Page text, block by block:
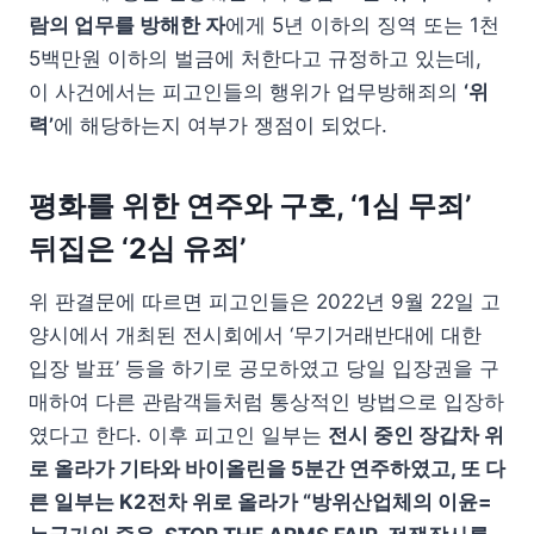
람의 업무를 방해한 자에게 5년 이하의 징역 또는 1천
5백만원 이하의 벌금에 처한다고 규정하고 있는데,
이 사건에서는 피고인들의 행위가 업무방해죄의 ‘위
력’에 해당하는지 여부가 쟁점이 되었다.
평화를 위한 연주와 구호, ‘1심 무죄’
뒤집은 ‘2심 유죄’
위 판결문에 따르면 피고인들은 2022년 9월 22일 고
양시에서 개최된 전시회에서 ‘무기거래반대에 대한
입장 발표’ 등을 하기로 공모하였고 당일 입장권을 구
매하여 다른 관람객들처럼 통상적인 방법으로 입장하
였다고 한다. 이후 피고인 일부는 전시 중인 장갑차 위
로 올라가 기타와 바이올린을 5분간 연주하였고, 또 다
른 일부는 K2전차 위로 올라가 “방위산업체의 이윤=